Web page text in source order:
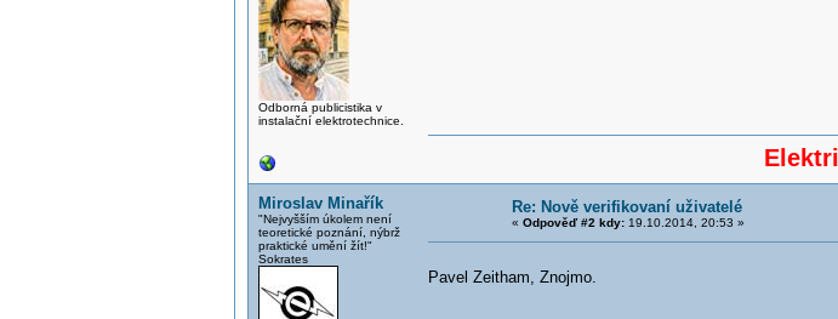
Odborná publicistika v
instalační elektrotechnice.
Miroslav Minařík
"Nejvyšším úkolem není
teoretické poznání, nýbrž
praktické umění žít!"
Sokrates
Re: Nově verifikovaní uživatelé
« Odpověď #2 kdy:19.10.2014, 20:53 »
Pavel Zeitham, Znojmo.